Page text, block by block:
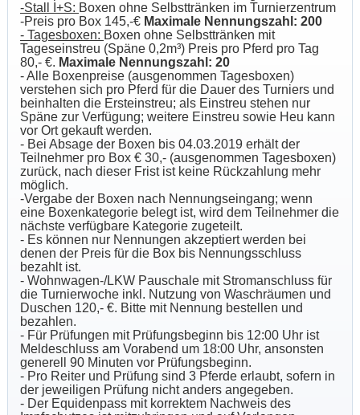
-Stall I+S: Boxen ohne Selbsttränken im Turnierzentrum
-Preis pro Box 145,-€ Maximale Nennungszahl: 200
- Tagesboxen: Boxen ohne Selbsttränken mit
Tageseinstreu (Späne 0,2m³) Preis pro Pferd pro Tag
80,- €. Maximale Nennungszahl: 20
- Alle Boxenpreise (ausgenommen Tagesboxen)
verstehen sich pro Pferd für die Dauer des Turniers und
beinhalten die Ersteinstreu; als Einstreu stehen nur
Späne zur Verfügung; weitere Einstreu sowie Heu kann
vor Ort gekauft werden.
- Bei Absage der Boxen bis 04.03.2019 erhält der
Teilnehmer pro Box € 30,- (ausgenommen Tagesboxen)
zurück, nach dieser Frist ist keine Rückzahlung mehr
möglich.
-Vergabe der Boxen nach Nennungseingang; wenn
eine Boxenkategorie belegt ist, wird dem Teilnehmer die
nächste verfügbare Kategorie zugeteilt.
- Es können nur Nennungen akzeptiert werden bei
denen der Preis für die Box bis Nennungsschluss
bezahlt ist.
- Wohnwagen-/LKW Pauschale mit Stromanschluss für
die Turnierwoche inkl. Nutzung von Waschräumen und
Duschen 120,- €. Bitte mit Nennung bestellen und
bezahlen.
- Für Prüfungen mit Prüfungsbeginn bis 12:00 Uhr ist
Meldeschluss am Vorabend um 18:00 Uhr, ansonsten
generell 90 Minuten vor Prüfungsbeginn.
- Pro Reiter und Prüfung sind 3 Pferde erlaubt, sofern in
der jeweiligen Prüfung nicht anders angegeben.
- Der Equidenpass mit korrektem Nachweis des